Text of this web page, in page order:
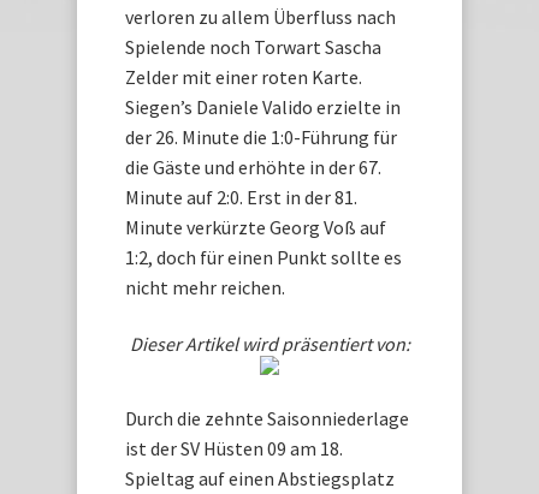
verloren zu allem Überfluss nach
Spielende noch Torwart Sascha
Zelder mit einer roten Karte.
Siegen’s Daniele Valido erzielte in
der 26. Minute die 1:0-Führung für
die Gäste und erhöhte in der 67.
Minute auf 2:0. Erst in der 81.
Minute verkürzte Georg Voß auf
1:2, doch für einen Punkt sollte es
nicht mehr reichen.
Dieser Artikel wird präsentiert von:
Durch die zehnte Saisonniederlage
ist der SV Hüsten 09 am 18.
Spieltag auf einen Abstiegsplatz